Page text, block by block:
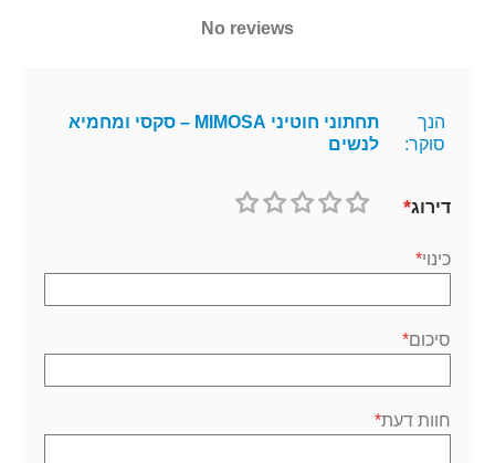
No reviews
הנך
סוקר:
תחתוני חוטיני MIMOSA – סקסי ומחמיא
לנשים
דירוג
כינוי
סיכום
חוות דעת